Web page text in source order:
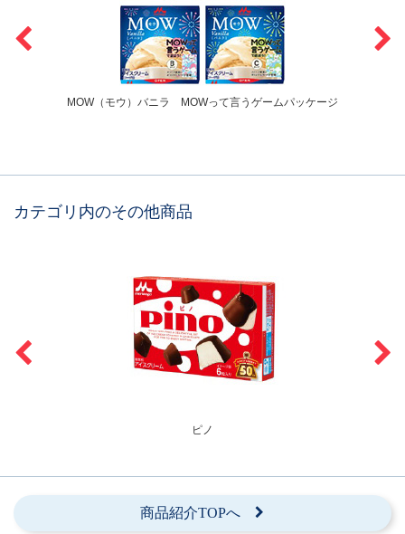
MOW（モウ）バニラ MOWって言うゲームパッケージ
カテゴリ内のその他商品
ピノ
商品紹介TOPへ